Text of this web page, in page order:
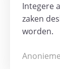
Integere
zaken
worden.